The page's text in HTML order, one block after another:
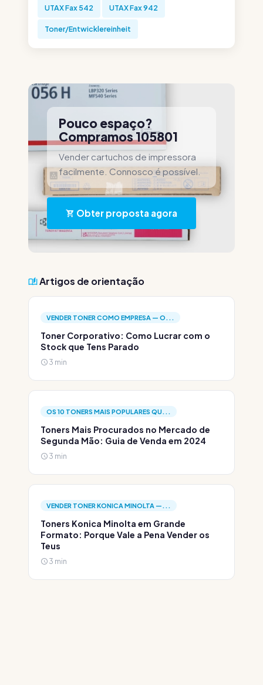
UTAX Fax 542 UTAX Fax 942
Toner/Entwicklereinheit
Pouco espaço?
Compramos 105801
Vender cartuchos de impressora
facilmente. Connosco é possível.
Obter proposta agora
Artigos de orientação
VENDER TONER COMO EMPRESA — O...
Toner Corporativo: Como Lucrar com o
Stock que Tens Parado
3 min
OS 10 TONERS MAIS POPULARES QU...
Toners Mais Procurados no Mercado de
Segunda Mão: Guia de Venda em 2024
3 min
VENDER TONER KONICA MINOLTA —...
Toners Konica Minolta em Grande
Formato: Porque Vale a Pena Vender os
Teus
3 min